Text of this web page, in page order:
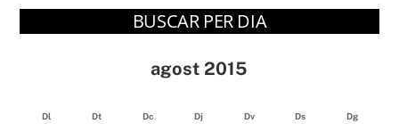
BUSCAR PER DIA
agost 2015
Dl Dt Dc Dj Dv Ds Dg